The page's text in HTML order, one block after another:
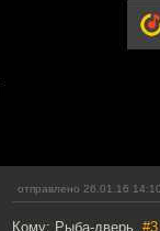
отправлено 26.01.16 14:10
Кому: Рыба-дверь, #3